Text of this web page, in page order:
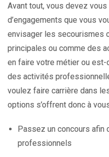
Avant tout, vous devez
d’engagements que vous
envisager les secourismes
principales ou comme des
en faire votre métier ou
des activités
voulez faire carrière dans
options s’offrent donc à
Passez un concours afin
professionnels